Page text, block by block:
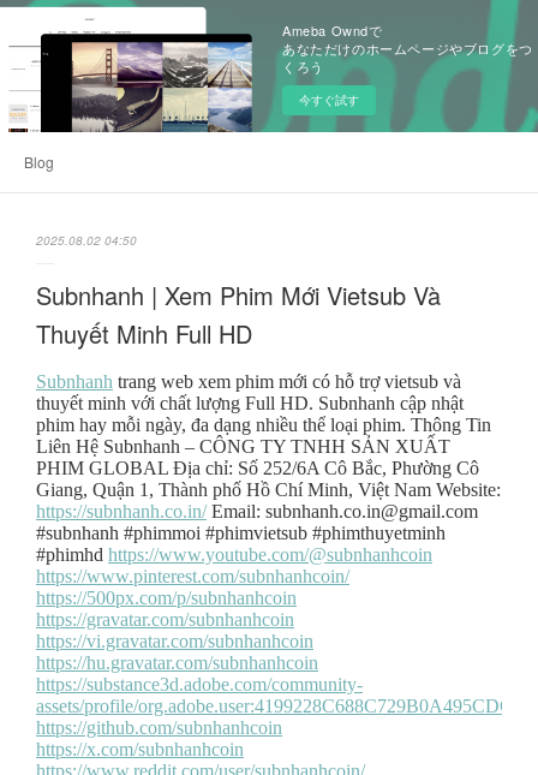
Ameba Owndで
あなただけのホームページやブログをつ
くろう
今すぐ試す
Blog
2025.08.02 04:50
Subnhanh | Xem Phim Mới Vietsub Và
Thuyết Minh Full HD